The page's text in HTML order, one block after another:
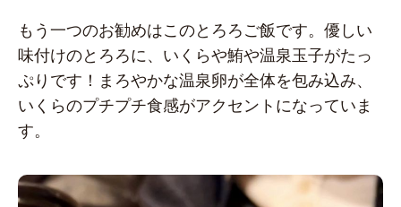
もう一つのお勧めはこのとろろご飯です。優しい
味付けのとろろに、いくらや鮪や温泉玉子がたっ
ぷりです！まろやかな温泉卵が全体を包み込み、
いくらのプチプチ食感がアクセントになっていま
す。